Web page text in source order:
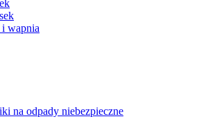
wapnia
na odpady niebezpieczne